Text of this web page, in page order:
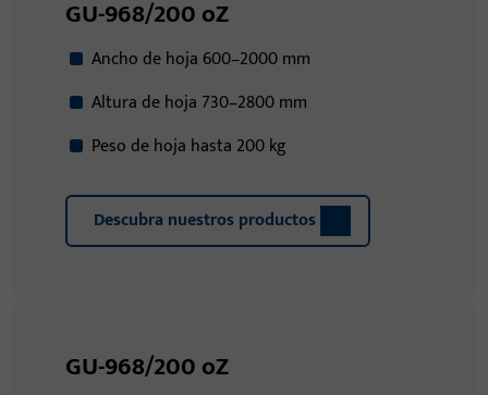
GU-968/200 oZ
Ancho de hoja 600–2000 mm
Altura de hoja 730–2800 mm
Peso de hoja hasta 200 kg
Descubra nuestros productos
GU-968/200 oZ